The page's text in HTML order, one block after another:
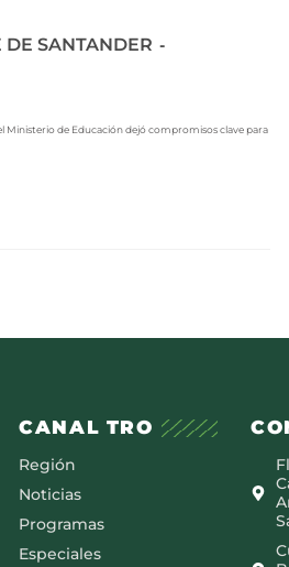
DE SANTANDER
de Educación dejó compromisos clave para
CANAL TRO
Región
Noticias
Programas
Especiales